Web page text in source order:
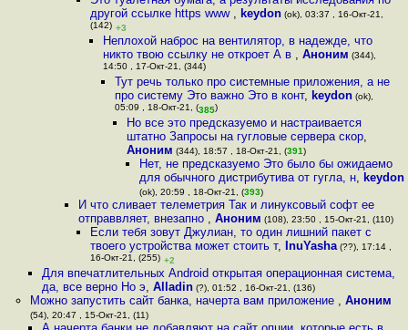
другой ссылке https www , keydon (ok), 03:37 , 16-Окт-21,
(142) +3
Неплохой наброс на вентилятор, в надежде, что
никто твою ссылку не откроет А в , Аноним (344),
14:50 , 17-Окт-21, (344)
Тут речь только про системные приложения, а не
про систему Это важно Это в конт, keydon(ok),
05:09 , 18-Окт-21, (385)
Но все это предсказуемо и настраивается
штатно Запросы на гугловые сервера скор,
Аноним (344), 18:57 , 18-Окт-21, (391)
Нет, не предсказуемо Это было бы ожидаемо
для обычного дистрибутива от гугла, н, keydon
(ok), 20:59 , 18-Окт-21, (393)
И что сливает телеметрия Так и линуксовый софт ее
отправвляет, внезапно , Аноним (108), 23:50 , 15-Окт-21, (110)
Если тебя зовут Джулиан, то один лишний пакет с
твоего устройства может стоить т, InuYasha (??), 17:14 ,
16-Окт-21, (255) +2
Для впечатлительных Android открытая операционная система,
да, все верно Но э, Alladin(?), 01:52 , 16-Окт-21, (136)
Можно запустить сайт банка, начерта вам приложение , Аноним
(54), 20:47 , 15-Окт-21, (11)